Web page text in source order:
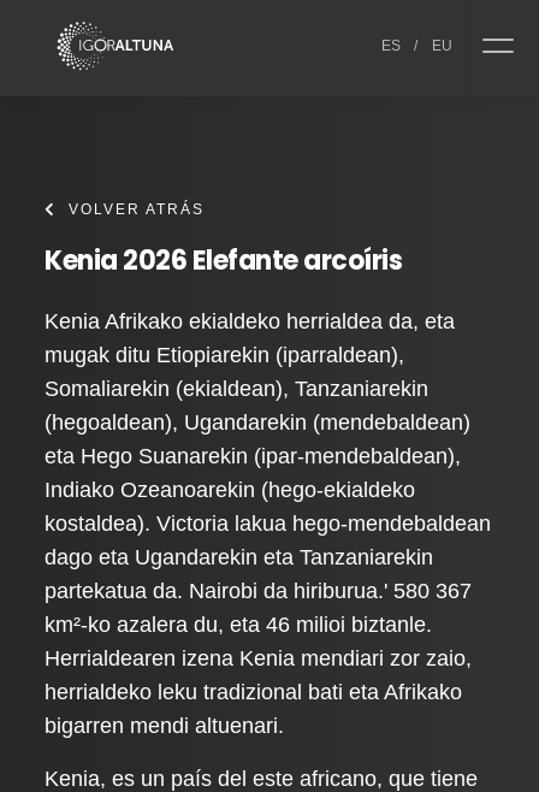
ES / EU
VOLVER ATRÁS
Kenia 2026 Elefante arcoíris
Kenia Afrikako ekialdeko herrialdea da, eta
mugak ditu Etiopiarekin (iparraldean),
Somaliarekin (ekialdean), Tanzaniarekin
(hegoaldean), Ugandarekin (mendebaldean)
eta Hego Suanarekin (ipar-mendebaldean),
Indiako Ozeanoarekin (hego-ekialdeko
kostaldea). Victoria lakua hego-mendebaldean
dago eta Ugandarekin eta Tanzaniarekin
partekatua da. Nairobi da hiriburua.' 580 367
km²-ko azalera du, eta 46 milioi biztanle.
Herrialdearen izena Kenia mendiari zor zaio,
herrialdeko leku tradizional bati eta Afrikako
bigarren mendi altuenari.
Kenia, es un país del este africano, que tiene